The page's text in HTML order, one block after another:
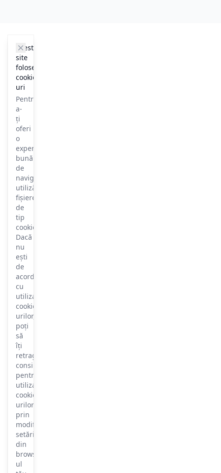
Acest
site
folosește
cookie-
uri
Pentru
a-
ți
oferi
o
experiență
bună
de
navigare,
utilizăm
fișiere
de
tip
cookie.
Dacă
nu
ești
de
acord
cu
utilizarea
cookie-
urilor,
poți
să
îți
retragi
consimțământul
pentru
utilizarea
cookie-
urilor
prin
modificarea
setărilor
din
browser-
ul
cookie_notice.clos3